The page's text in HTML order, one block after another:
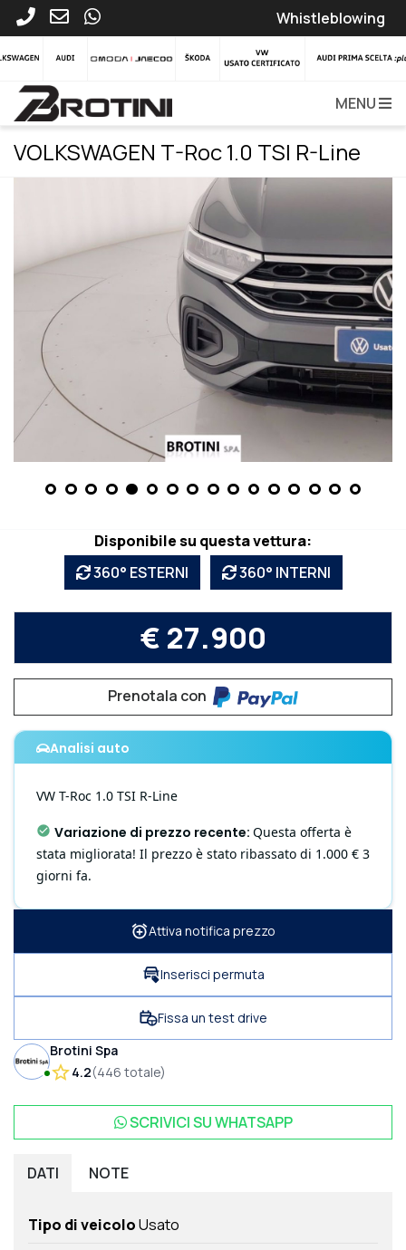
Whistleblowing
MENU
VOLKSWAGEN T-Roc 1.0 TSI R-Line
Disponibile su questa vettura:
360° ESTERNI
360° INTERNI
€ 27.900
Prenotala con
Analisi auto
VW T-Roc 1.0 TSI R-Line
Variazione di prezzo recente: Questa offerta è
stata migliorata! Il prezzo è stato ribassato di 1.000 € 3
giorni fa.
Attiva notifica prezzo
Inserisci permuta
Fissa un test drive
Brotini Spa
4.2(446 totale)
SCRIVICI SUWHATSAPP
DATI NOTE
Tipo di veicoloUsato